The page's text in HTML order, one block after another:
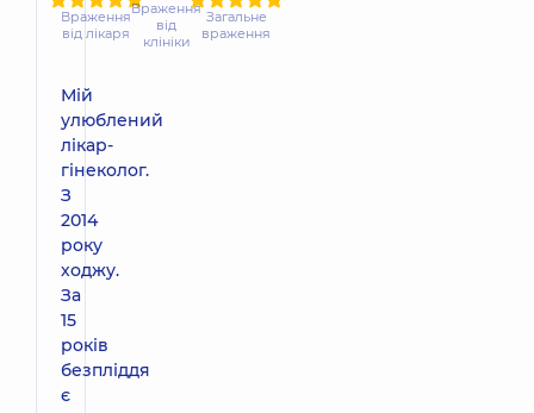
Враження
від лікаря
Враження
від
клініки
Загальне
враження
Мій
улюблений
лікар-
гінеколог.
З
2014
року
ходжу.
За
15
років
безпліддя
є